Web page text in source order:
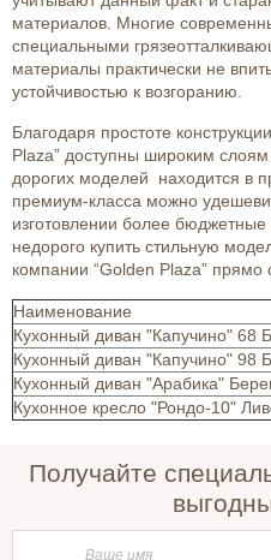
материалов. Многие
специальными
материалы практически не
устойчивостью к возгоранию.
Благодаря простоте
Plaza” доступны широким
дорогих моделей находится в
премиум-класса можно
изготовлении более
недорого купить стильную
компании “Golden Plaza” прямо
Наименование
Кухонный диван "Капучино" 68
Кухонный диван "Капучино" 98
Кухонный диван "Арабика"
Кухонное кресло "Рондо-10"
Получайте